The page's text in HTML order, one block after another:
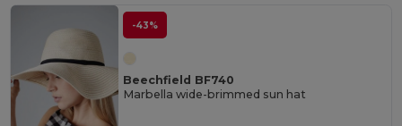
-43%
Beechfield BF740
Marbella wide-brimmed sun hat